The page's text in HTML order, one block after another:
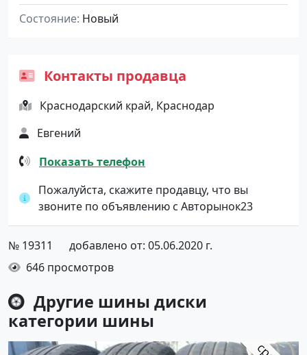
Состояние Новый
Контакты продавца
Краснодарский край, Краснодар
Евгений
Показать телефон
Пожалуйста, скажите продавцу, что вы
звоните по объявлению с Авторынок23
№ 19311
добавлено от: 05.06.2020 г.
646 просмотров
Другие шины диски
категории шины